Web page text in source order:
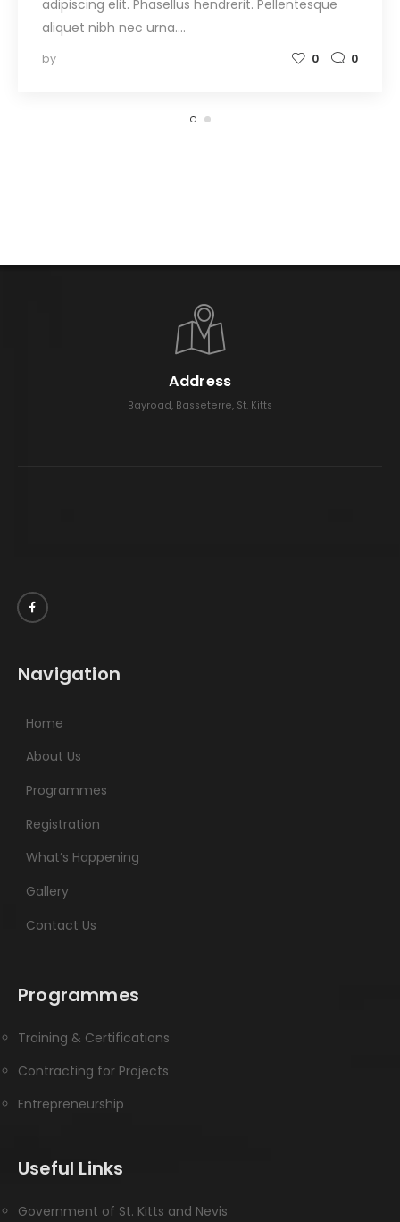
adipiscing elit. Phasellus hendrerit. Pellentesque
aliquet nibh nec urna.…
by 0 0
Address
Bayroad, Basseterre, St. Kitts
Navigation
Home
About Us
Programmes
Registration
What’s Happening
Gallery
Contact Us
Programmes
Training & Certifications
Contracting for Projects
Entrepreneurship
Useful Links
Government of St. Kitts and Nevis